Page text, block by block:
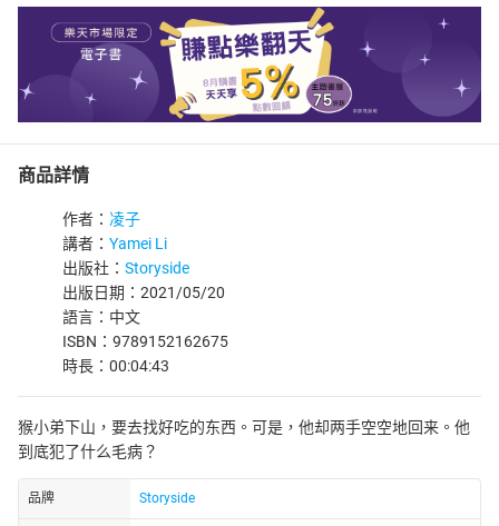
商品詳情
作者： 凌子
講者： Yamei Li
出版社： Storyside
出版日期：2021/05/20
語言：中文
ISBN：9789152162675
時長：00:04:43
猴小弟下山，要去找好吃的东西。可是，他却两手空空地回来。他
到底犯了什么毛病？
品牌 Storyside